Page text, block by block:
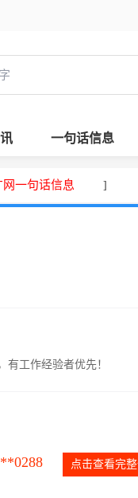
一句话信息
一句话信息 ]
工作经验者优先！
点击查看完